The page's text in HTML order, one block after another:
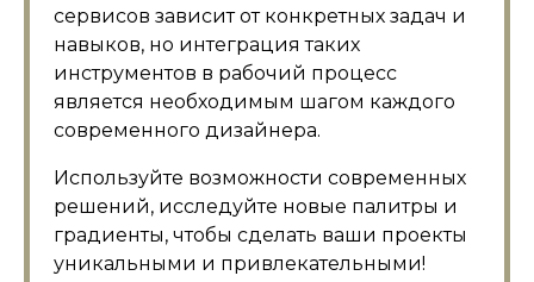
сервисов зависит от конкретных задач и
навыков, но интеграция таких
инструментов в рабочий процесс
является необходимым шагом каждого
современного дизайнера.
Используйте возможности современных
решений, исследуйте новые палитры и
градиенты, чтобы сделать ваши проекты
уникальными и привлекательными!